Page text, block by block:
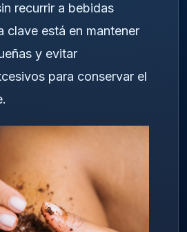
recurrir a bebidas
clave está en mantener
y evitar
para conservar el